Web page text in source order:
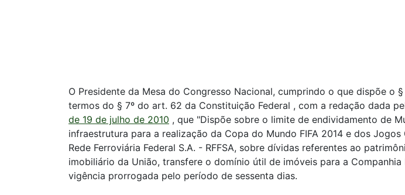
O Presidente da Mesa do Congresso Nacional, cumprindo o que dispõe o
termos do § 7º do art. 62 da Constituição Federal , com a redação dada
de 19 de julho de 2010 , que "Dispõe sobre o limite de endividamento de
infraestrutura para a realização da Copa do Mundo FIFA 2014 e dos
Rede Ferroviária Federal S.A. - RFFSA, sobre dívidas referentes ao
imobiliário da União, transfere o domínio útil de imóveis para a
vigência prorrogada pelo período de sessenta dias.